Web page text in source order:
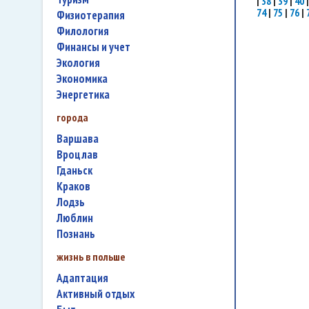
физиотерапия
филология
финансы и учет
экология
экономика
энергетика
города
Варшава
Вроцлав
Гданьск
Краков
Лодзь
Люблин
Познань
жизнь в польше
адаптация
активный отдых
74| 75 | 76 |